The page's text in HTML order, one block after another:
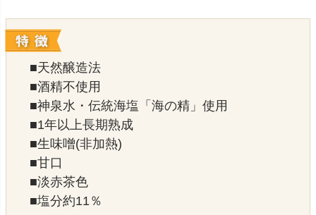
■天然醸造法
■酒精不使用
■神泉水・伝統海塩「海の精」使用
■1年以上長期熟成
■生味噌(非加熱)
■甘口
■淡赤茶色
■塩分約11％